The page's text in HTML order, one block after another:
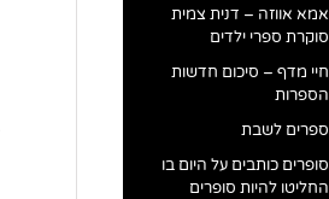
אמא אווזה – דנית צמית
סוקרת ספרי ילדים
חיי מדף – סיכום חדשות
הספרות
ספרים לשבת
סופרים כותבים על היום בו
החליטו להיות סופרים